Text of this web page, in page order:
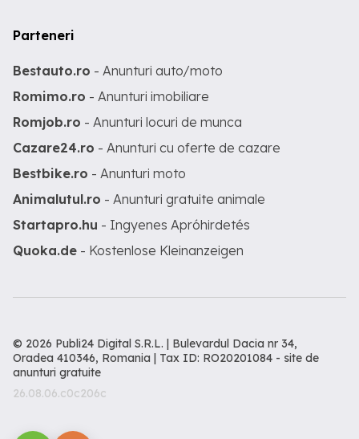
Parteneri
Bestauto.ro - Anunturi auto/moto
Romimo.ro - Anunturi imobiliare
Romjob.ro - Anunturi locuri de munca
Cazare24.ro - Anunturi cu oferte de cazare
Bestbike.ro - Anunturi moto
Animalutul.ro - Anunturi gratuite animale
Startapro.hu - Ingyenes Apróhirdetés
Quoka.de - Kostenlose Kleinanzeigen
© 2026 Publi24 Digital S.R.L. | Bulevardul Dacia nr 34,
Oradea 410346, Romania | Tax ID: RO20201084 - site de
anunturi gratuite
26.08.06.c0c206c